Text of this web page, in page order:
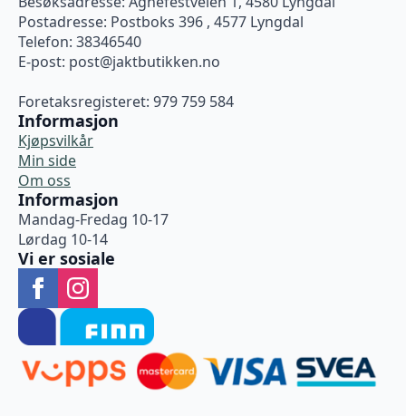
Postadresse: Postboks 396 , 4577 Lyngdal
Telefon: 38346540
E-post: post@jaktbutikken.no
Foretaksregisteret: 979 759 584
Informasjon
Kjøpsvilkår
Min side
Om oss
Informasjon
Mandag-Fredag 10-17
Lørdag 10-14
Vi er sosiale